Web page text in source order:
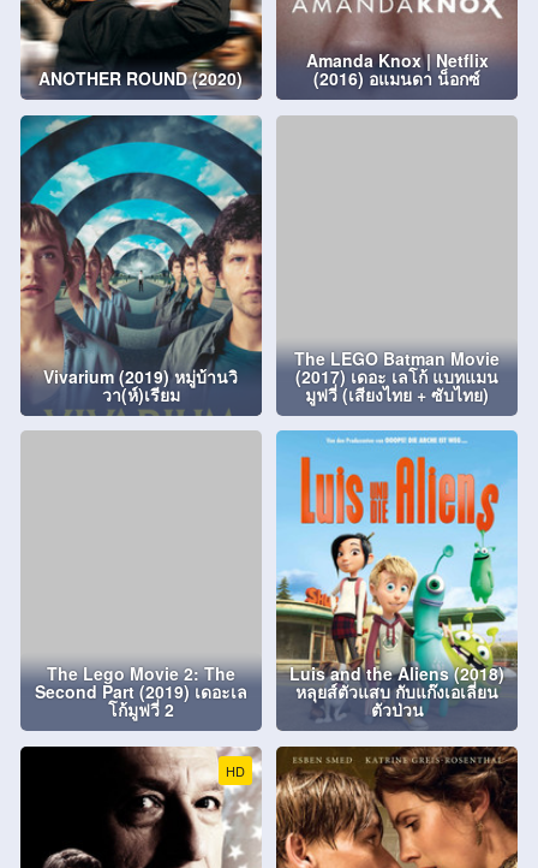
ANOTHER ROUND (2020)
Amanda Knox | Netflix
(2016) อแมนดา น็อกซ์
Vivarium (2019) หมู่บ้านวิ
วา(ห์)เรียม
The LEGO Batman Movie
(2017) เดอะ เลโก้ แบทแมน
มูฟวี่ (เสียงไทย + ซับไทย)
The Lego Movie 2: The
Second Part (2019) เดอะเล
โก้มูฟวี่ 2
Luis and the Aliens (2018)
หลุยส์ตัวแสบ กับแก๊งเอเลี่ยน
ตัวป่วน
HD